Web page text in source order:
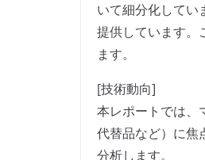
いて細分化してい
提供しています。
ます。
[技術動向]
本レポートでは、
代替品など）に焦
分析します。